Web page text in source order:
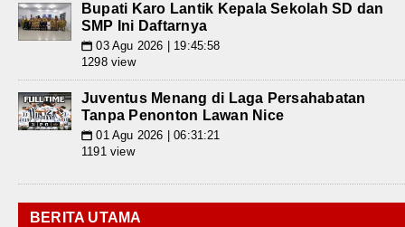
Bupati Karo Lantik Kepala Sekolah SD dan
SMP Ini Daftarnya
📅 03 Agu 2026 | 19:45:58
1298 view
Juventus Menang di Laga Persahabatan
Tanpa Penonton Lawan Nice
📅 01 Agu 2026 | 06:31:21
1191 view
BERITA UTAMA